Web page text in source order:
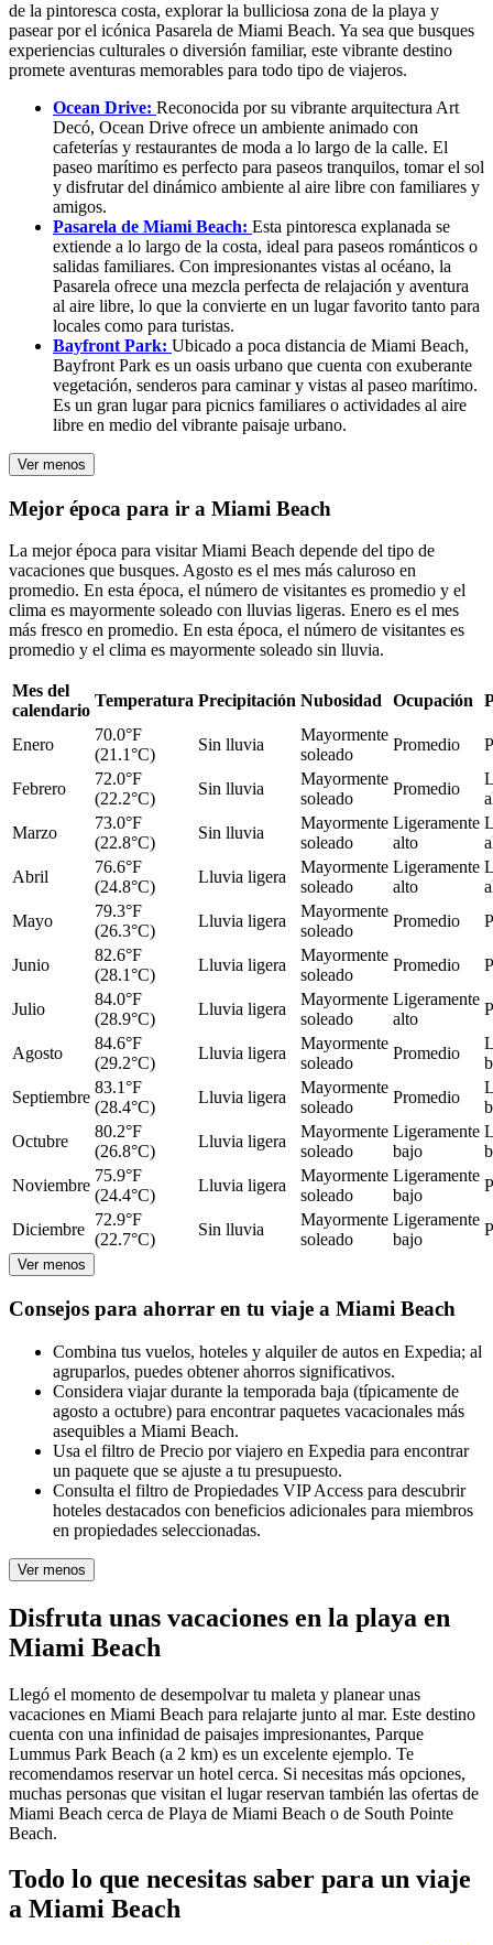
de la pintoresca costa, explorar la bulliciosa zona de la playa y
pasear por el icónica Pasarela de Miami Beach. Ya sea que busques
experiencias culturales o diversión familiar, este vibrante destino
promete aventuras memorables para todo tipo de viajeros.
Ocean Drive: Reconocida por su vibrante arquitectura Art
Decó, Ocean Drive ofrece un ambiente animado con
cafeterías y restaurantes de moda a lo largo de la calle. El
paseo marítimo es perfecto para paseos tranquilos, tomar el sol
y disfrutar del dinámico ambiente al aire libre con familiares y
amigos.
Pasarela de Miami Beach: Esta pintoresca explanada se
extiende a lo largo de la costa, ideal para paseos románticos o
salidas familiares. Con impresionantes vistas al océano, la
Pasarela ofrece una mezcla perfecta de relajación y aventura
al aire libre, lo que la convierte en un lugar favorito tanto para
locales como para turistas.
Bayfront Park: Ubicado a poca distancia de Miami Beach,
Bayfront Park es un oasis urbano que cuenta con exuberante
vegetación, senderos para caminar y vistas al paseo marítimo.
Es un gran lugar para picnics familiares o actividades al aire
libre en medio del vibrante paisaje urbano.
Ver menos
Mejor época para ir a Miami Beach
La mejor época para visitar Miami Beach depende del tipo de
vacaciones que busques. Agosto es el mes más caluroso en
promedio. En esta época, el número de visitantes es promedio y el
clima es mayormente soleado con lluvias ligeras. Enero es el mes
más fresco en promedio. En esta época, el número de visitantes es
promedio y el clima es mayormente soleado sin lluvia.
Mes del
calendario
Temperatura Precipitación Nubosidad Ocupación
Enero
70.0°F
(21.1°C)
Sin lluvia
Mayormente
soleado
Promedio
Febrero
72.0°F
(22.2°C)
Sin lluvia
Mayormente
soleado
Promedio
Marzo
73.0°F
(22.8°C)
Sin lluvia
Mayormente
soleado
Ligeramente
alto
Abril
76.6°F
(24.8°C)
Lluvia ligera
Mayormente
soleado
Ligeramente
alto
Mayo
79.3°F
(26.3°C)
Lluvia ligera
Mayormente
soleado
Promedio
Junio
82.6°F
(28.1°C)
Lluvia ligera
Mayormente
soleado
Promedio
Julio
84.0°F
(28.9°C)
Lluvia ligera
Mayormente
soleado
Ligeramente
alto
Agosto
84.6°F
(29.2°C)
Lluvia ligera
Mayormente
soleado
Promedio
Septiembre
83.1°F
(28.4°C)
Lluvia ligera
Mayormente
soleado
Promedio
Octubre
80.2°F
(26.8°C)
Lluvia ligera
Mayormente
soleado
Ligeramente
bajo
Noviembre
75.9°F
(24.4°C)
Lluvia ligera
Mayormente
soleado
Ligeramente
bajo
Diciembre
72.9°F
(22.7°C)
Sin lluvia
Mayormente
soleado
Ligeramente
bajo
Ver menos
Consejos para ahorrar en tu viaje a Miami Beach
Combina tus vuelos, hoteles y alquiler de autos en Expedia; al
agruparlos, puedes obtener ahorros significativos.
Considera viajar durante la temporada baja (típicamente de
agosto a octubre) para encontrar paquetes vacacionales más
asequibles a Miami Beach.
Usa el filtro de Precio por viajero en Expedia para encontrar
un paquete que se ajuste a tu presupuesto.
Consulta el filtro de Propiedades VIP Access para descubrir
hoteles destacados con beneficios adicionales para miembros
en propiedades seleccionadas.
Ver menos
Disfruta unas vacaciones en la playa en
Miami Beach
Llegó el momento de desempolvar tu maleta y planear unas
vacaciones en Miami Beach para relajarte junto al mar. Este destino
cuenta con una infinidad de paisajes impresionantes, Parque
Lummus Park Beach (a 2 km) es un excelente ejemplo. Te
recomendamos reservar un hotel cerca. Si necesitas más opciones,
muchas personas que visitan el lugar reservan también las ofertas de
Miami Beach cerca de Playa de Miami Beach o de South Pointe
Beach.
Todo lo que necesitas saber para un viaje
a Miami Beach